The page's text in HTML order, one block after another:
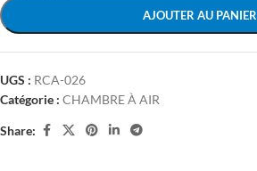
AJOUTER AU PANIER
UGS : RCA-026
Catégorie : CHAMBRE À AIR
Share: